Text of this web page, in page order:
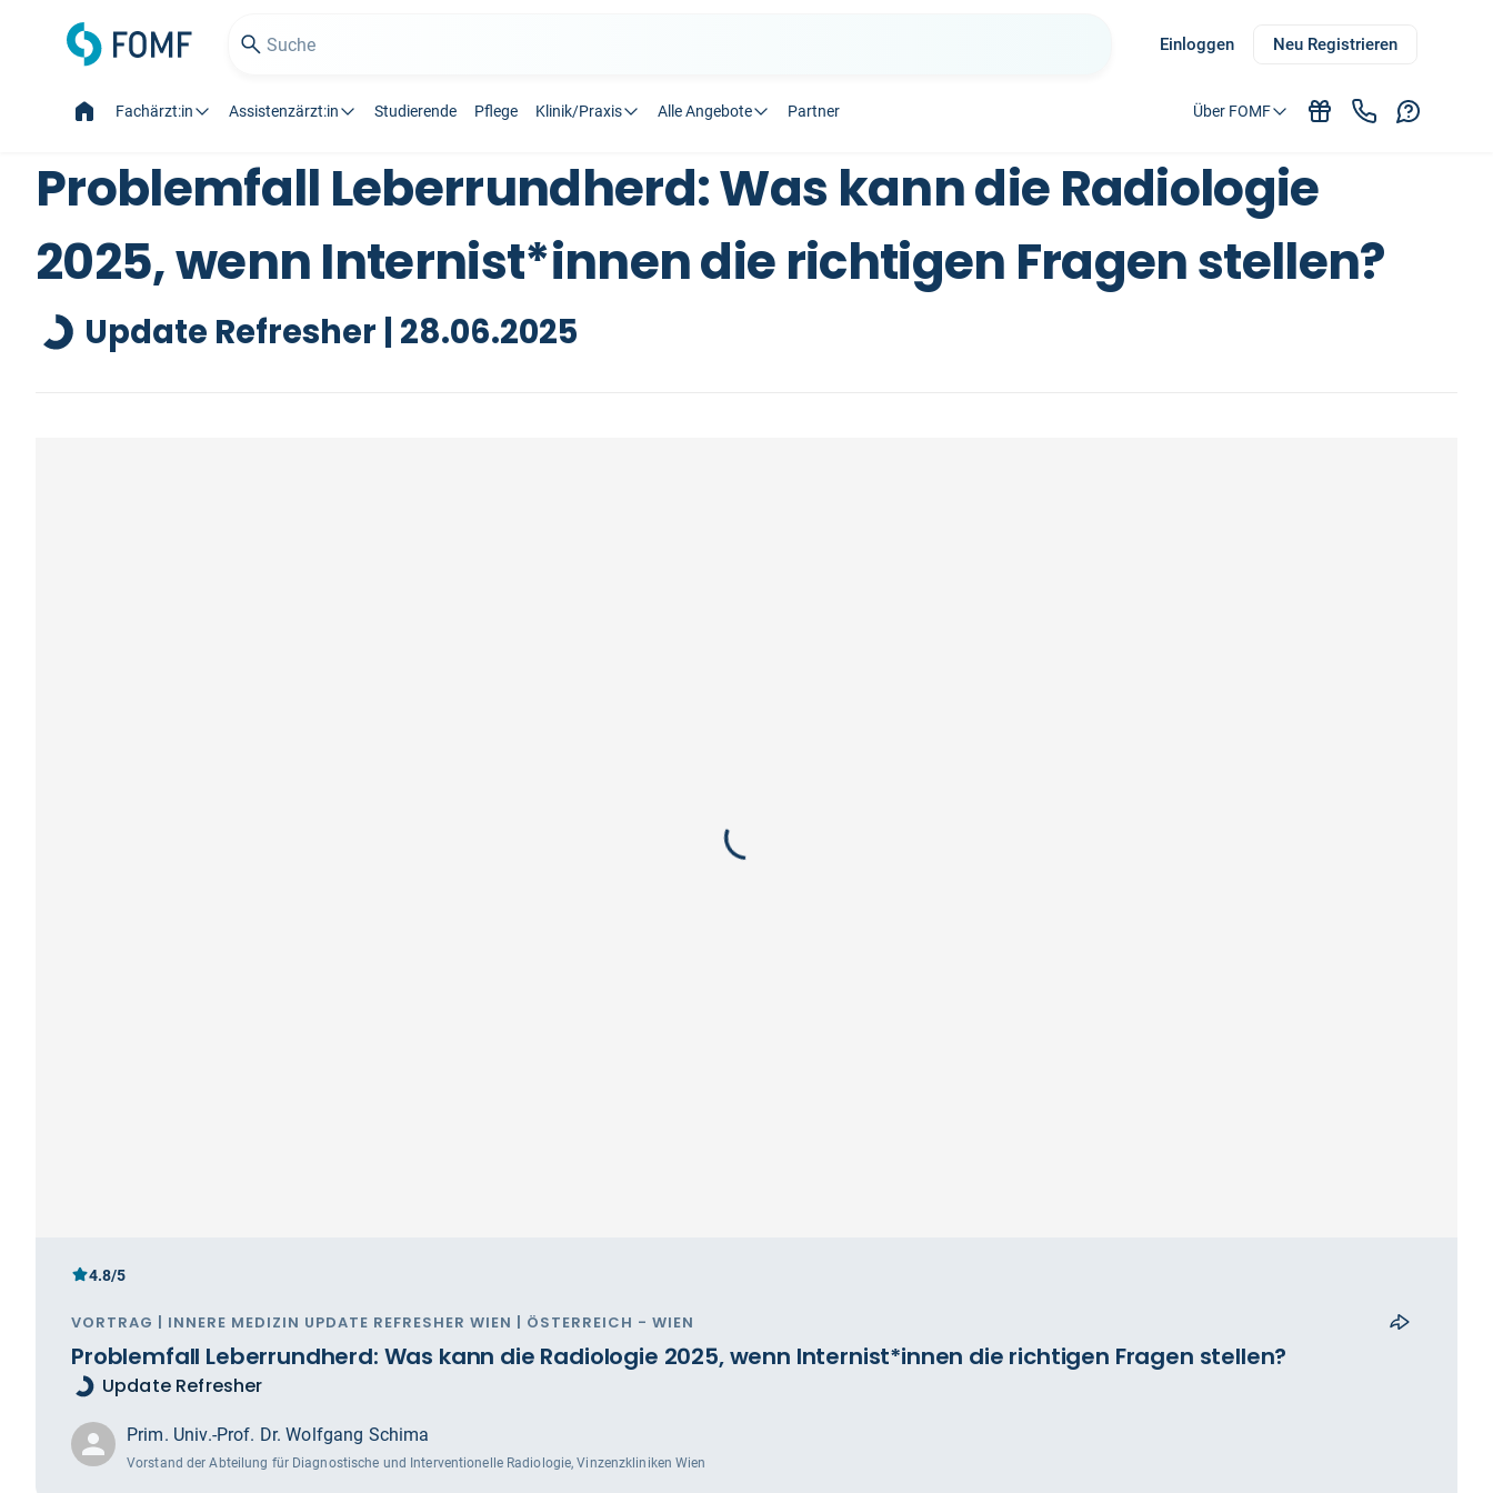
Einloggen Neu Registrieren
Fachärzt:in Assistenzärzt:in Studierende Pflege Klinik/Praxis Alle Angebote Partner Über FOMF
Problemfall Leberrundherd: Was kann die Radiologie
2025, wenn Internist*innen die richtigen Fragen stellen?
Update Refresher | 28.06.2025
4.8/5
VORTRAG | INNERE MEDIZIN UPDATE REFRESHER WIEN | ÖSTERREICH - WIEN
Problemfall Leberrundherd: Was kann die Radiologie 2025, wenn Internist*innen die richtigen Fragen stellen?
Update Refresher
Prim. Univ.-Prof. Dr. Wolfgang Schima
Vorstand der Abteilung für Diagnostische und Interventionelle Radiologie, Vinzenzkliniken Wien